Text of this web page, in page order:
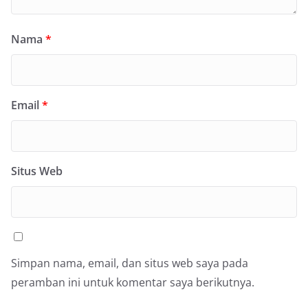
Nama *
Email*
Situs Web
Simpan nama, email, dan situs web saya pada
peramban ini untuk komentar saya berikutnya.